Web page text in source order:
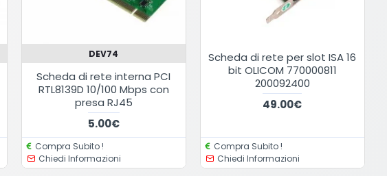
DEV74
Scheda di rete interna PCI
RTL8139D 10/100 Mbps con
presa RJ45
5.00€
Compra Subito !
Chiedi Informazioni
Scheda di rete per slot ISA 16
bit OLICOM 770000811
200092400
49.00€
Compra Subito !
Chiedi Informazioni